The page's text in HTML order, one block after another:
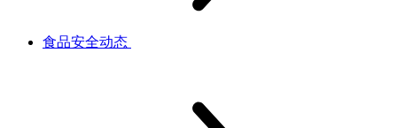
食品安全动态